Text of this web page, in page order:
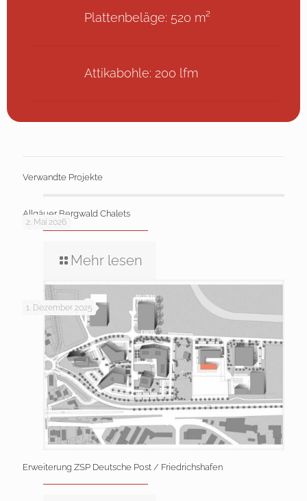
Plattenbeläge: 520 m²
Attikabohle: 200 lfm
Verwandte Projekte
2. Mai 2026
Allgäuer Bergwald Chalets
Mehr lesen
1. Dezember 2025
Erweiterung ZSP Deutsche Post / Friedrichshafen